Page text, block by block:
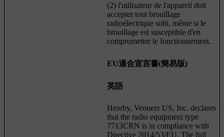
(2) l'utilisateur de l'appareil doit
accepter tout brouillage
radioélectrique subi, même si le
brouillage est susceptible d'en
compromettre le fonctionnement.
EU適合宣言書(簡易版)
英語
Hereby, Veoneer US, Inc. declares
that the radio equipment type
7713CRN is in compliance with
Directive 2014/53/EU. The full